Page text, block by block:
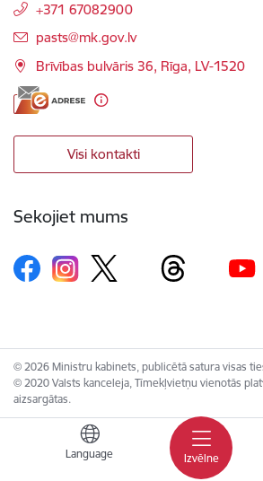
Izvēlne
Language
+371 67082900
E-pasts:
pasts@mk.gov.lv
Brīvības bulvāris 36, Rīga, LV-1520
Visi kontakti
Sekojiet mums
© 2026 Ministru kabinets, publicētā satura visas
© 2020 Valsts kanceleja, Tīmekļvietņu vienotās
aizsargātas.